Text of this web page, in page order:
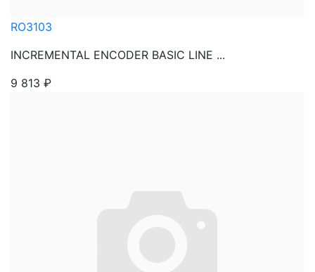
RO3103
INCREMENTAL ENCODER BASIC LINE ...
9 813 ₽